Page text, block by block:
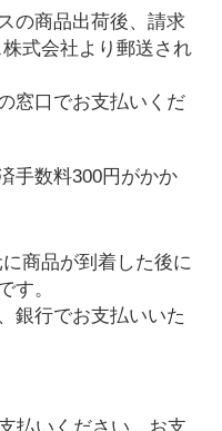
の商品出荷後、請求
式会社より郵送され
窓口でお支払いくだ
手数料300円がかか
商品が到着した後に
す。
銀行でお支払いいた
払いください。お支